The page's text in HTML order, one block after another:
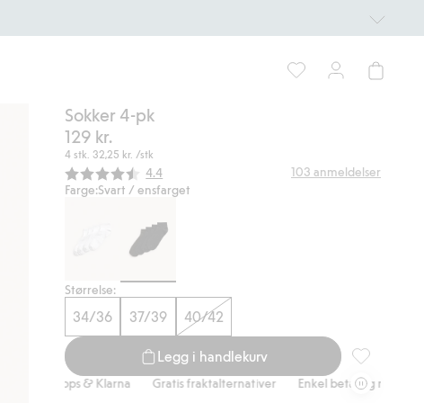
Sokker 4-pk
129 kr.
4 stk. 32,25 kr. /stk
Gjennomsnittskarakter:
4.4 103 anmeldelser
Farge:Svart / ensfarget
Størrelse:
34/36 37/39 40/42
Legg i handlekurv
Sokker 4-
Vipps & Klarna Gratis fraktalternativer
Enkel betaling med Vipps &